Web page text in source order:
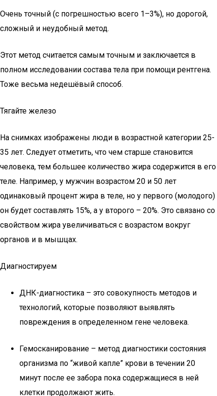
Очень точный (с погрешностью всего 1–3%), но дорогой,
сложный и неудобный метод.
Этот метод считается самым точным и заключается в
полном исследовании состава тела при помощи рентгена.
Тоже весьма недешёвый способ.
Тягайте железо
На снимках изображены люди в возрастной категории 25-
35 лет. Следует отметить, что чем старше становится
человека, тем большее количество жира содержится в его
теле. Например, у мужчин возрастом 20 и 50 лет
одинаковый процент жира в теле, но у первого (молодого)
он будет составлять 15%, а у второго – 20%. Это связано со
свойством жира увеличиваться с возрастом вокруг
органов и в мышцах.
Диагностируем
ДНК-диагностика – это совокупность методов и
технологий, которые позволяют выявлять
повреждения в определенном гене человека.
Гемосканирование – метод диагностики состояния
организма по “живой капле” крови в течении 20
минут после ее забора пока содержащиеся в ней
клетки продолжают жить.